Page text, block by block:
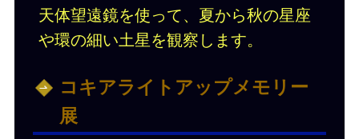
天体望遠鏡を使って、夏から秋の星座
や環の細い⼟星を観察します。
コキアライトアップメモリー
展